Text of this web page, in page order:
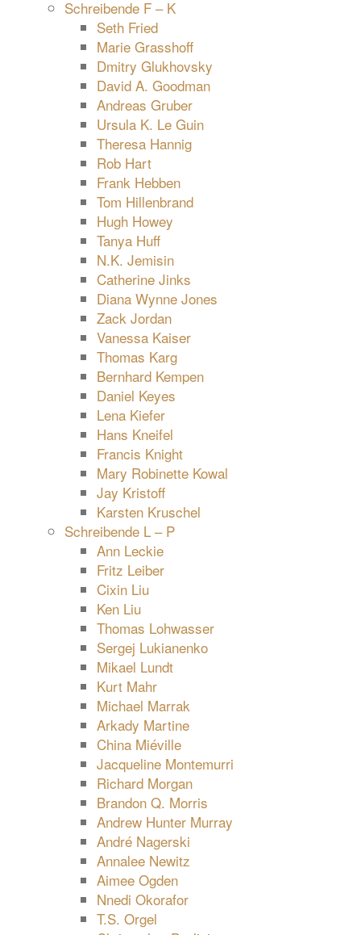
Schreibende F – K
Seth Fried
Marie Grasshoff
Dmitry Glukhovsky
David A. Goodman
Andreas Gruber
Ursula K. Le Guin
Theresa Hannig
Rob Hart
Frank Hebben
Tom Hillenbrand
Hugh Howey
Tanya Huff
N.K. Jemisin
Catherine Jinks
Diana Wynne Jones
Zack Jordan
Vanessa Kaiser
Thomas Karg
Bernhard Kempen
Daniel Keyes
Lena Kiefer
Hans Kneifel
Francis Knight
Mary Robinette Kowal
Jay Kristoff
Karsten Kruschel
Schreibende L – P
Ann Leckie
Fritz Leiber
Cixin Liu
Ken Liu
Thomas Lohwasser
Sergej Lukianenko
Mikael Lundt
Kurt Mahr
Michael Marrak
Arkady Martine
China Miéville
Jacqueline Montemurri
Richard Morgan
Brandon Q. Morris
Andrew Hunter Murray
André Nagerski
Annalee Newitz
Aimee Ogden
Nnedi Okorafor
T.S. Orgel